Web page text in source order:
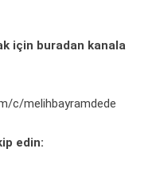
için buradan kanala
c/melihbayramdede
edin: